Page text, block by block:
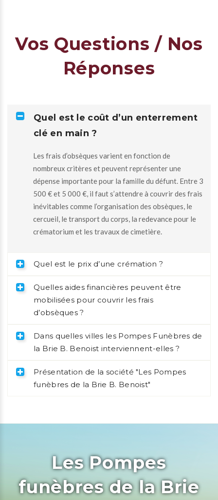
Vos Questions / Nos
Réponses
Quel est le coût d’un enterrement
clé en main ?
Les frais d’obsèques varient en fonction de
nombreux critères et peuvent représenter une
dépense importante pour la famille du défunt. Entre 3
500 € et 5 000 €, il faut s’attendre à couvrir des frais
inévitables comme l’organisation des obsèques, le
cercueil, le transport du corps, la redevance pour le
crématorium et les travaux de cimetière.
Quel est le prix d’une crémation ?
Quelles aides financières peuvent être
mobilisées pour couvrir les frais
d’obsèques ?
Dans quelles villes les Pompes Funèbres de
la Brie B. Benoist interviennent-elles ?
Présentation de la société "Les Pompes
funèbres de la Brie B. Benoist"
Les Pompes
funèbres de la Brie